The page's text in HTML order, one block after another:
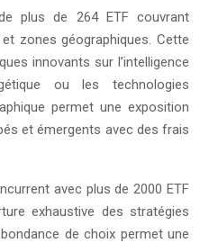
plus de 264 ETF couvrant
zones géographiques. Cette
innovants sur l’intelligence
ou les technologies
permet une exposition
et émergents avec des frais
avec plus de 2000 ETF
exhaustive des stratégies
de choix permet une